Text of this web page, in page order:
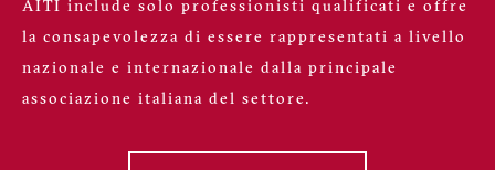
AITI include solo professionisti qualificati e offre
la consapevolezza di essere rappresentati a livello
nazionale e internazionale dalla principale
associazione italiana del settore.